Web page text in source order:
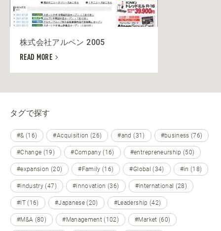
株式会社アルペン 2005
READ MORE
タグで探す
#& (16) #Acquisition (26) #and (31) #business (76)
#Change (19) #Company (16) #entrepreneurship (50)
#expansion (20) #Family (16) #Global (34) #in (18)
#industry (47) #innovation (36) #international (28)
#IT (16) #Japanese (20) #Leadership (42)
#M&A (80) #Management (102) #Market (60)